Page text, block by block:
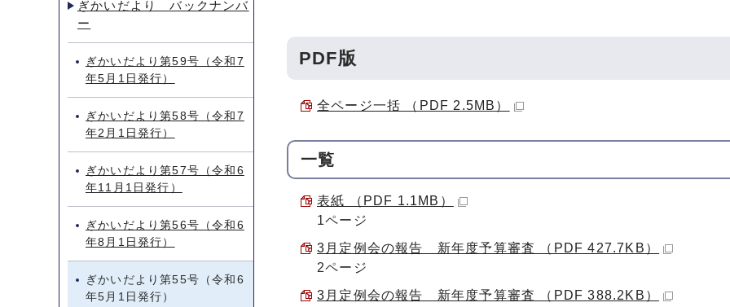
PDF版
全ページ一括 （PDF 2.5MB）
一覧
表紙 （PDF 1.1MB）
1ページ
3月定例会の報告 新年度予算審査 （PDF 427.7KB）
2ページ
3月定例会の報告 新年度予算審査 （PDF 388.2KB）
ぎかいだより バックナンバ
ー
ぎかいだより第59号（令和7
年5月1日発行）
ぎかいだより第58号（令和7
年2月1日発行）
ぎかいだより第57号（令和6
年11月1日発行）
ぎかいだより第56号（令和6
年8月1日発行）
ぎかいだより第55号（令和6
年5月1日発行）